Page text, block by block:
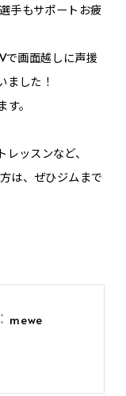
手もサポートお疲
で画面越しに声援
ました！
。
ッスンなど、
は、ぜひジムまで
mewe